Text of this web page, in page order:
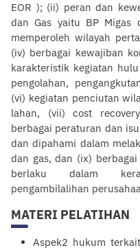
EOR ); (ii) peran dan
dan Gas yaitu BP Migas
memperoleh wilayah
(iv) berbagai kewajiban
karakteristik kegiatan
pengolahan,
(vi) kegiatan penciutan
lahan, (vii) cost
berbagai peraturan dan
dan dipahami dalam
dan gas, dan (ix)
berlaku dalam
pengambilalihan
MATERI PELATIHAN
Aspek2 hukum